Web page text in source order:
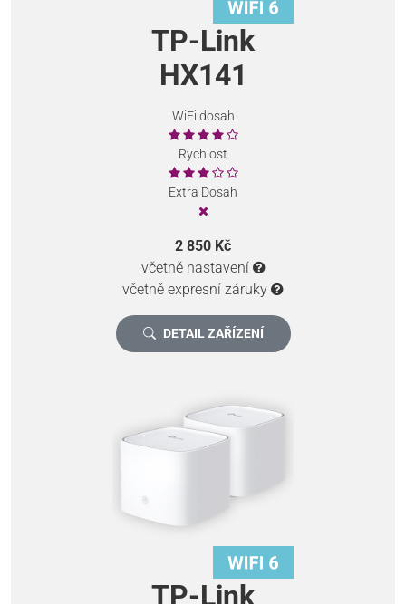
TP-Link
HX141
WiFi dosah
Rychlost
Extra Dosah
2 850 Kč
včetně nastavení
včetně expresní záruky
DETAIL ZAŘÍZENÍ
TP-Link